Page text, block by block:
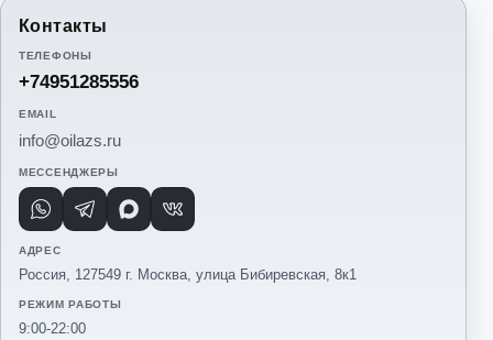
Контакты
ТЕЛЕФОНЫ
+74951285556
EMAIL
info@oilazs.ru
МЕССЕНДЖЕРЫ
WhatsAppTelegramMax VK
АДРЕС
Россия, 127549 г. Москва, улица Бибиревская, 8к1
РЕЖИМ РАБОТЫ
9:00-22:00